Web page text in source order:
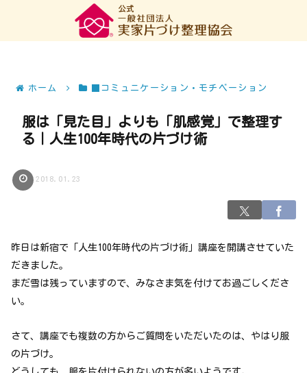
ホーム ■コミュニケーション・モチベーション
服は「見た目」よりも「肌感覚」で整理す
る｜人生100年時代の片づけ術
2018.01.23
昨日は新宿で「人生100年時代の片づけ術」講座を開講させていた
だきました。
まだ雪は残っていますので、みなさま気を付けてお過ごしくださ
い。
さて、講座でも複数の方からご質問をいただいたのは、やはり服
の片づけ。